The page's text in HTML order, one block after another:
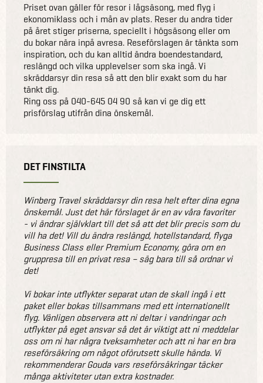
Priset ovan gäller för resor i lågsäsong, med flyg i
ekonomiklass och i mån av plats. Reser du andra tider
på året stiger priserna, speciellt i högsäsong eller om
du bokar nära inpå avresa. Reseförslagen är tänkta som
inspiration, och du kan alltid ändra boendestandard,
reslängd och vilka upplevelser som ska ingå. Vi
skräddarsyr din resa så att den blir exakt som du har
tänkt dig.
Ring oss på 040-645 04 90 så kan vi ge dig ett
prisförslag utifrån dina önskemål.
DET FINSTILTA
Winberg Travel skräddarsyr din resa helt efter dina egna
önskemål. Just det här förslaget är en av våra favoriter
- vi ändrar självklart till det så att det blir precis som du
vill ha det! Vill du ändra reslängd, hotellstandard, flyga
Business Class eller Premium Economy, göra om en
gruppresa till en privat resa – säg bara till så ordnar vi
det!
Vi bokar inte utflykter separat utan de skall ingå i ett
paket eller bokas tillsammans med ett internationellt
flyg. Vänligen observera att ni deltar i vandringar och
utflykter på eget ansvar så det är viktigt att ni meddelar
oss om ni har några tveksamheter och att ni har en bra
reseförsäkring om något oförutsett skulle hända. Vi
rekommenderar Gouda vars reseförsäkringar täcker
många aktiviteter utan extra kostnader.